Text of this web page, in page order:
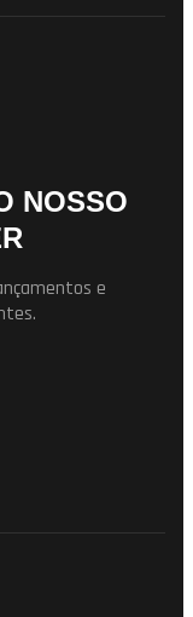
NOSSO
e